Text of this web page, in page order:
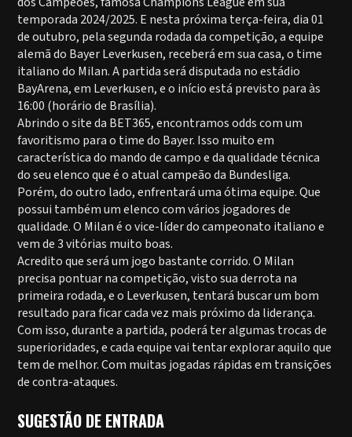
temporada 2024/2025. E nesta próxima terça-feira, dia 01
de outubro, pela segunda rodada da competição, a equipe
alemã do Bayer Leverkusen, receberá em sua casa, o time
italiano do Milan. A partida será disputada no estádio
BayArena, em Leverkusen, e o início está previsto para às
16:00 (horário de Brasília).
Abrindo o site da BET365, encontramos odds com um
favoritismo para o time do Bayer. Isso muito em
característica do mando de campo e da qualidade técnica
do seu elenco que é o atual campeão da Bundesliga.
Porém, do outro lado, enfrentará uma ótima equipe. Que
possui também um elenco com vários jogadores de
qualidade. O Milan é o vice-líder do campeonato italiano e
vem de 3 vitórias muito boas.
Acredito que será um jogo bastante corrido. O Milan
precisa pontuar na competição, visto sua derrota na
primeira rodada, e o Leverkusen, tentará buscar um bom
resultado para ficar cada vez mais próximo da liderança.
Com isso, durante a partida, poderá ter algumas trocas de
superioridades, e cada equipe vai tentar explorar aquilo que
tem de melhor. Com muitas jogadas rápidas em transições
de contra-ataques.
SUGESTÃO DE ENTRADA